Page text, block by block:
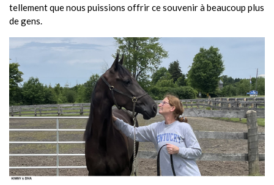
tellement que nous puissions offrir ce souvenir à beaucoup plus
de gens.